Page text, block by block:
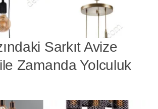
Sarkıt Avize
Zamanda Yolculuk